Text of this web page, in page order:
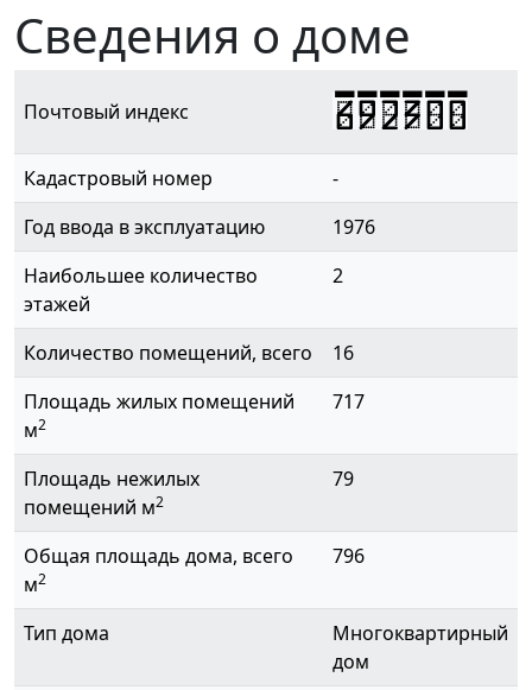
Сведения о доме
Почтовый индекс 692300
Кадастровый номер
-
Год ввода в эксплуатацию
1976
Наибольшее количество
этажей
2
Количество помещений, всего
16
Площадь жилых помещений
м2
717
Площадь нежилых
помещений м2
79
Общая площадь дома, всего
м2
796
Тип дома
Многоквартирный
дом